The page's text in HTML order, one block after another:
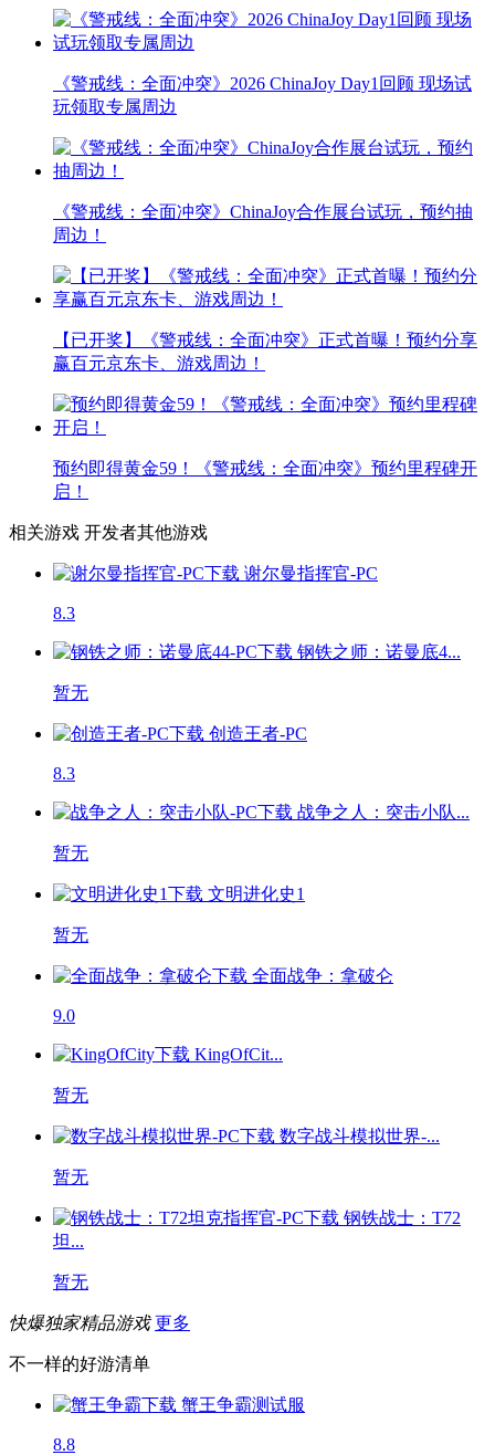
《警戒线：全面冲突》2026 ChinaJoy Day1回顾 现场试
玩领取专属周边
《警戒线：全面冲突》ChinaJoy合作展台试玩，预约抽
周边！
【已开奖】《警戒线：全面冲突》正式首曝！预约分享
赢百元京东卡、游戏周边！
预约即得黄金59！《警戒线：全面冲突》预约里程碑开
启！
相关游戏 开发者其他游戏
谢尔曼指挥官-PC
8.3
钢铁之师：诺曼底4...
暂无
创造王者-PC
8.3
战争之人：突击小队...
暂无
文明进化史1
暂无
全面战争：拿破仑
9.0
KingOfCit...
暂无
数字战斗模拟世界-...
暂无
钢铁战士：T72
坦...
暂无
快爆独家精品游戏 更多
不一样的好游清单
蟹王争霸测试服
8.8